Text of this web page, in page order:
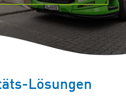
Lösungen